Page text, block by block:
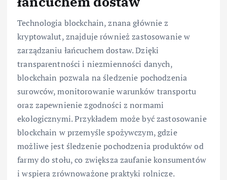
Technologia blockchain, znana głównie z
kryptowalut, znajduje również zastosowanie w
zarządzaniu łańcuchem dostaw. Dzięki
transparentności i niezmienności danych,
blockchain pozwala na śledzenie pochodzenia
surowców, monitorowanie warunków transportu
oraz zapewnienie zgodności z normami
ekologicznymi. Przykładem może być zastosowanie
blockchain w przemyśle spożywczym, gdzie
możliwe jest śledzenie pochodzenia produktów od
farmy do stołu, co zwiększa zaufanie konsumentów
i wspiera zrównoważone praktyki rolnicze.